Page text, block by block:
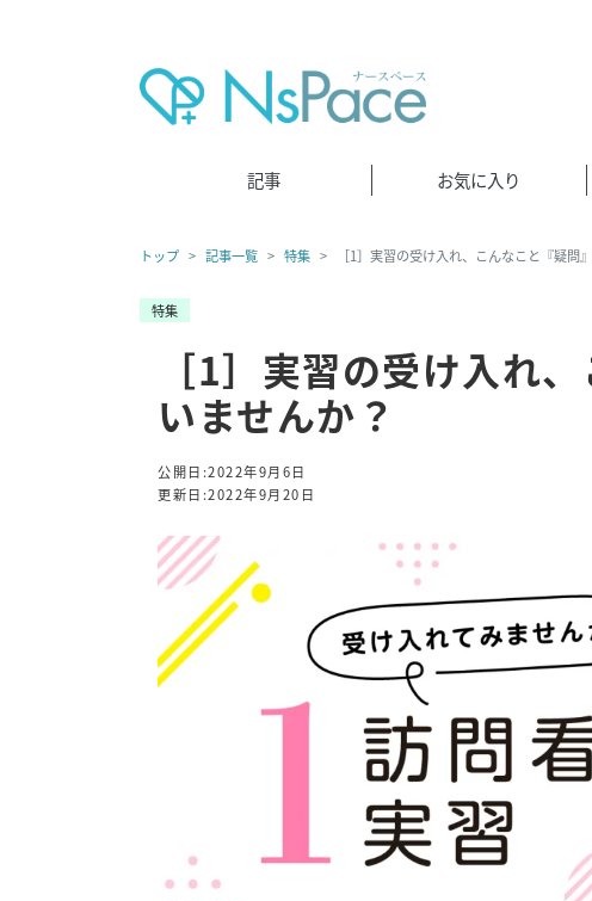
記事 お気に入り
トップ 記事一覧 特集 ［1］実習の受け入れ、こんなこと『疑問
特集
［1］実習の受け入れ
いませんか？
公開日:2022年9月6日
更新日:2022年9月20日